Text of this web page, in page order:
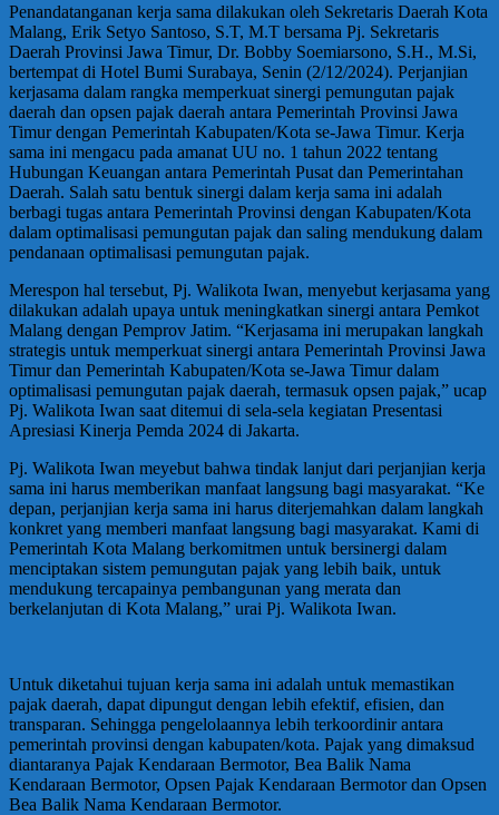
Penandatanganan kerja sama dilakukan oleh Sekretaris Daerah Kota
Malang, Erik Setyo Santoso, S.T, M.T bersama Pj. Sekretaris
Daerah Provinsi Jawa Timur, Dr. Bobby Soemiarsono, S.H., M.Si,
bertempat di Hotel Bumi Surabaya, Senin (2/12/2024). Perjanjian
kerjasama dalam rangka memperkuat sinergi pemungutan pajak
daerah dan opsen pajak daerah antara Pemerintah Provinsi Jawa
Timur dengan Pemerintah Kabupaten/Kota se-Jawa Timur. Kerja
sama ini mengacu pada amanat UU no. 1 tahun 2022 tentang
Hubungan Keuangan antara Pemerintah Pusat dan Pemerintahan
Daerah. Salah satu bentuk sinergi dalam kerja sama ini adalah
berbagi tugas antara Pemerintah Provinsi dengan Kabupaten/Kota
dalam optimalisasi pemungutan pajak dan saling mendukung dalam
pendanaan optimalisasi pemungutan pajak.
Merespon hal tersebut, Pj. Walikota Iwan, menyebut kerjasama yang
dilakukan adalah upaya untuk meningkatkan sinergi antara Pemkot
Malang dengan Pemprov Jatim. “Kerjasama ini merupakan langkah
strategis untuk memperkuat sinergi antara Pemerintah Provinsi Jawa
Timur dan Pemerintah Kabupaten/Kota se-Jawa Timur dalam
optimalisasi pemungutan pajak daerah, termasuk opsen pajak,” ucap
Pj. Walikota Iwan saat ditemui di sela-sela kegiatan Presentasi
Apresiasi Kinerja Pemda 2024 di Jakarta.
Pj. Walikota Iwan meyebut bahwa tindak lanjut dari perjanjian kerja
sama ini harus memberikan manfaat langsung bagi masyarakat. “Ke
depan, perjanjian kerja sama ini harus diterjemahkan dalam langkah
konkret yang memberi manfaat langsung bagi masyarakat. Kami di
Pemerintah Kota Malang berkomitmen untuk bersinergi dalam
menciptakan sistem pemungutan pajak yang lebih baik, untuk
mendukung tercapainya pembangunan yang merata dan
berkelanjutan di Kota Malang,” urai Pj. Walikota Iwan.
Untuk diketahui tujuan kerja sama ini adalah untuk memastikan
pajak daerah, dapat dipungut dengan lebih efektif, efisien, dan
transparan. Sehingga pengelolaannya lebih terkoordinir antara
pemerintah provinsi dengan kabupaten/kota. Pajak yang dimaksud
diantaranya Pajak Kendaraan Bermotor, Bea Balik Nama
Kendaraan Bermotor, Opsen Pajak Kendaraan Bermotor dan Opsen
Bea Balik Nama Kendaraan Bermotor.